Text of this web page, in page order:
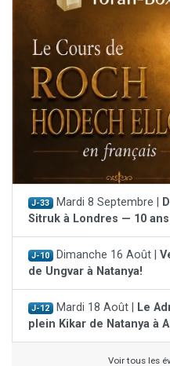
J-33 Mardi 8 Septembre |
Sitruk à Londres — 10
J-10 Dimanche 16 Août |
de Ungvar à Natanya!
J-12 Mardi 18 Août |
Le
plein Kikar de Natanya à
Voir tous les